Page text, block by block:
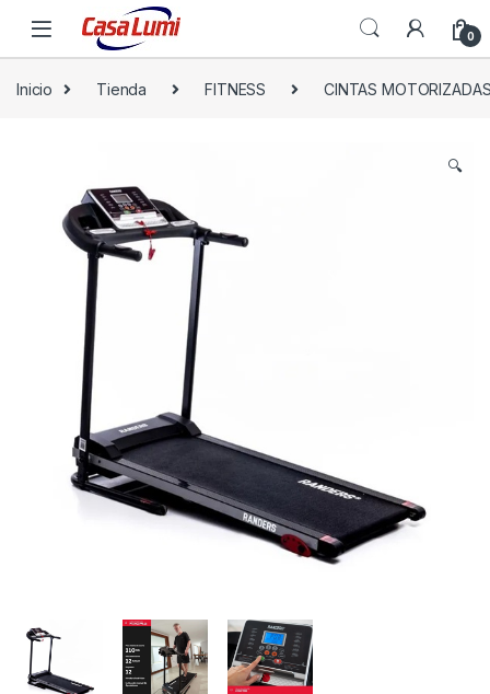
0
Inicio Tienda FITNESS CINTAS
🔍